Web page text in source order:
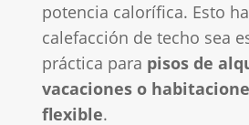
potencia calorífica. Esto
calefacción de techo sea
práctica para pisos de
vacaciones o
flexible.